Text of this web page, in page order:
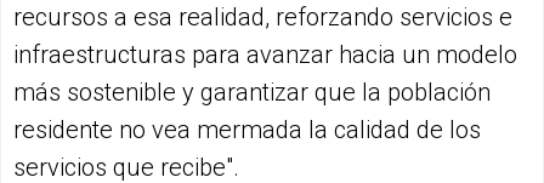
recursos a esa realidad, reforzando servicios e
infraestructuras para avanzar hacia un modelo
más sostenible y garantizar que la población
residente no vea mermada la calidad de los
servicios que recibe".